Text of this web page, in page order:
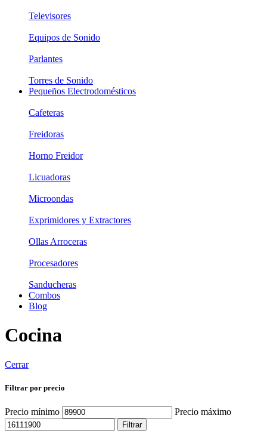
Televisores
Equipos de Sonido
Parlantes
Torres de Sonido
Pequeños Electrodomésticos
Cafeteras
Freidoras
Horno Freidor
Licuadoras
Microondas
Exprimidores y Extractores
Ollas Arroceras
Procesadores
Sanducheras
Combos
Blog
Cocina
Cerrar
Filtrar por precio
Precio mínimo Precio máximo
Filtrar